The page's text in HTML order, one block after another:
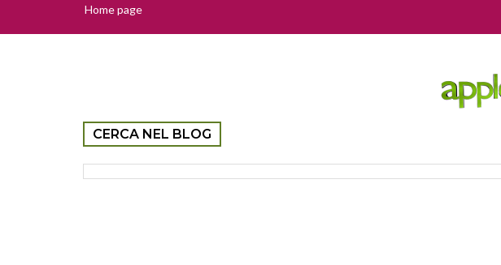
Home page
CERCA NEL BLOG